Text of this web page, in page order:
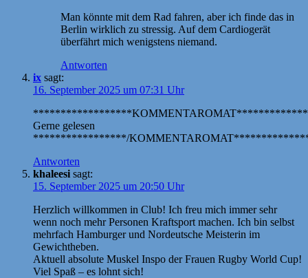
Man könnte mit dem Rad fahren, aber ich finde das in
Berlin wirklich zu stressig. Auf dem Cardiogerät
überfährt mich wenigstens niemand.
Antworten
ix sagt:
16. September 2025 um 07:31 Uhr
Gerne gelesen
*****************/
Antworten
khaleesi sagt:
15. September 2025 um 20:50 Uhr
Herzlich willkommen in Club! Ich freu mich immer sehr
wenn noch mehr Personen Kraftsport machen. Ich bin selbst
mehrfach Hamburger und Nordeutsche Meisterin im
Gewichtheben.
Aktuell absolute Muskel Inspo der Frauen Rugby World Cup!
Viel Spaß – es lohnt sich!